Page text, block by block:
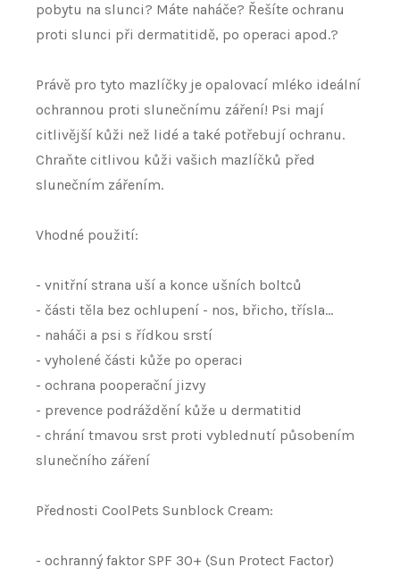
pobytu na slunci? Máte naháče? Řešíte ochranu
proti slunci při dermatitidě, po operaci apod.?
Právě pro tyto mazlíčky je opalovací mléko ideální
ochrannou proti slunečnímu záření! Psi mají
citlivější kůži než lidé a také potřebují ochranu.
Chraňte citlivou kůži vašich mazlíčků před
slunečním zářením.
Vhodné použití:
- vnitřní strana uší a konce ušních boltců
- části těla bez ochlupení - nos, břicho, třísla...
- naháči a psi s řídkou srstí
- vyholené části kůže po operaci
- ochrana pooperační jizvy
- prevence podráždění kůže u dermatitid
- chrání tmavou srst proti vyblednutí působením
slunečního záření
Přednosti CoolPets Sunblock Cream:
- ochranný faktor SPF 30+ (Sun Protect Factor)